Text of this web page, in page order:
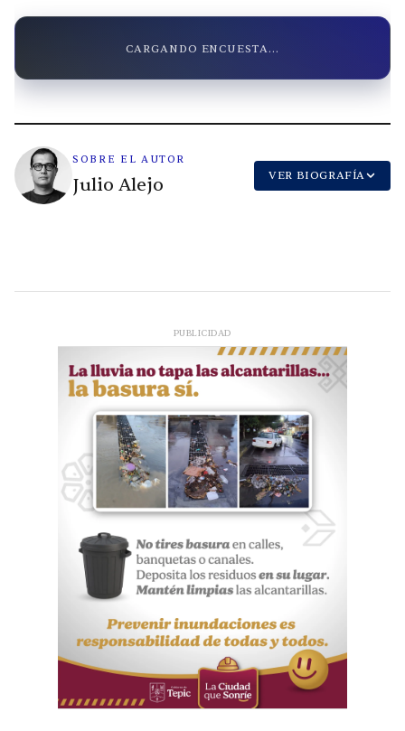
CARGANDO ENCUESTA...
SOBRE EL AUTOR
Julio Alejo VER BIOGRAFÍA
PUBLICIDAD